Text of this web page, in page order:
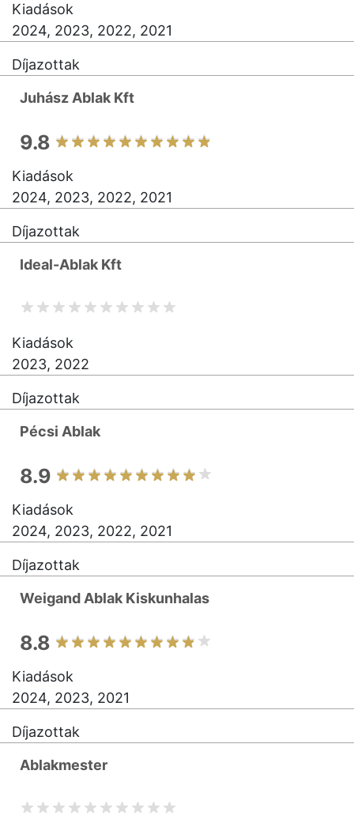
Kiadások
2024, 2023, 2022, 2021
Díjazottak
Juhász Ablak Kft
9.8
Kiadások
2024, 2023, 2022, 2021
Díjazottak
Ideal-Ablak Kft
Kiadások
2023, 2022
Díjazottak
Pécsi Ablak
8.9
Kiadások
2024, 2023, 2022, 2021
Díjazottak
Weigand Ablak Kiskunhalas
8.8
Kiadások
2024, 2023, 2021
Díjazottak
Ablakmester